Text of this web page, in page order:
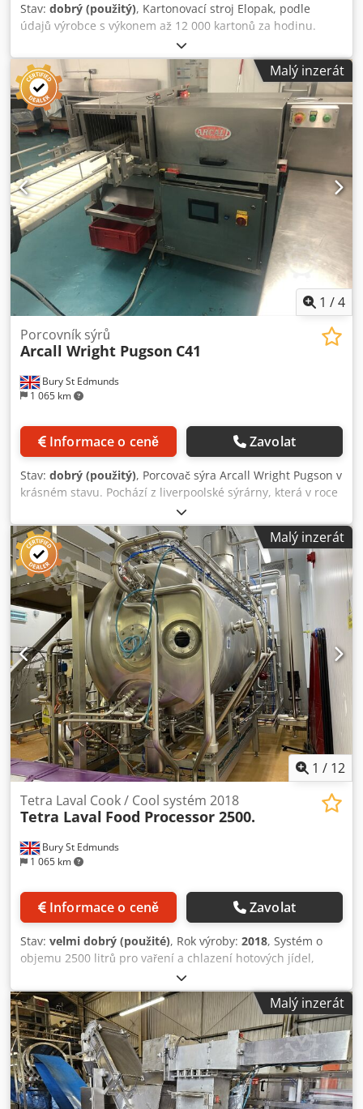
Stav: dobrý (použitý), Kartonovací stroj Elopak, podle
údajů výrobce s výkonem až 12 000 kartonů za hodinu.
Vyroben v roce 1997, ale přibližně v roce 2004 byl
výrobcem kompletně přestavěn a používán necelé dva
roky. Cjdpfjpivdisx An Tsrf
Malý inzerát
1 /4
Bury St Edmunds
1 065 km
Porcovník sýrů
Arcall Wright Pugson C41
Informace o ceně Zavolat
Stav: dobrý (použitý), Porcovač sýra Arcall Wright Pugson v
krásném stavu. Pochází z liverpoolské sýrárny, která v roce
2019 zkrachovala, od té doby je ve skladu. Codet R R
Ukopfx An Tsrf
Malý inzerát
1 / 12
Bury St Edmunds
1 065 km
Tetra Laval Cook / Cool systém 2018
Tetra Laval Food Processor 2500.
Informace o ceně Zavolat
Stav: velmi dobrý (použité), Rok výroby: 2018, Systém o
objemu 2500 litrů pro vaření a chlazení hotových jídel,
polévek, vývarů, ovocných přípravků, džemů a marmelád,
tradičních i mezinárodních pokrmů, omáček a past,
cukrovinek. Instalováno jako nové v roce 2018 za více než
450 000 £. Crjdpfx Anow Rn S Uj Tjf
Malý inzerát